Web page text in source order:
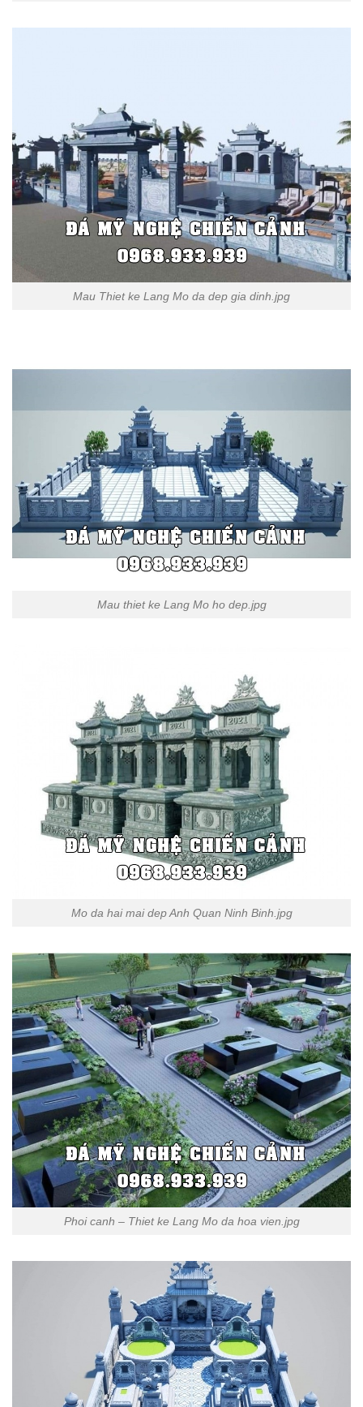
Mau Thiet ke Lang Mo da dep gia dinh.jpg
Mau thiet ke Lang Mo ho dep.jpg
Mo da hai mai dep Anh Quan Ninh Binh.jpg
Phoi canh – Thiet ke Lang Mo da hoa vien.jpg